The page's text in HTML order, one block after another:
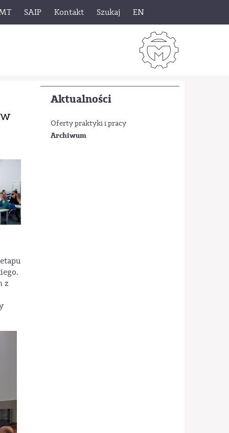
SAIP Kontakt Szukaj EN
Aktualności
Oferty praktyki i pracy
Archiwum
z